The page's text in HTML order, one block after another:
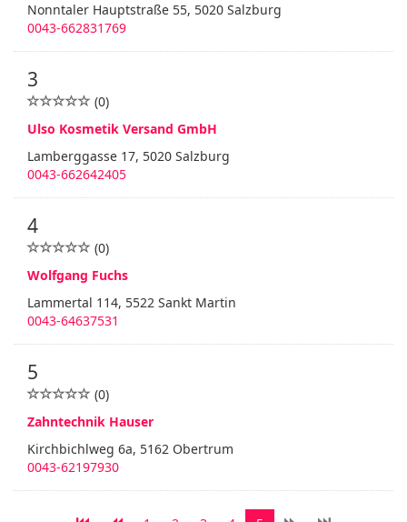
Nonntaler Hauptstraße 55, 5020 Salzburg
0043-662831769
3
(0)
Ulso Kosmetik Versand GmbH
Lamberggasse 17, 5020 Salzburg
0043-662642405
4
(0)
Wolfgang Fuchs
Lammertal 114, 5522 Sankt Martin
0043-64637531
5
(0)
Zahntechnik Hauser
Kirchbichlweg 6a, 5162 Obertrum
0043-62197930